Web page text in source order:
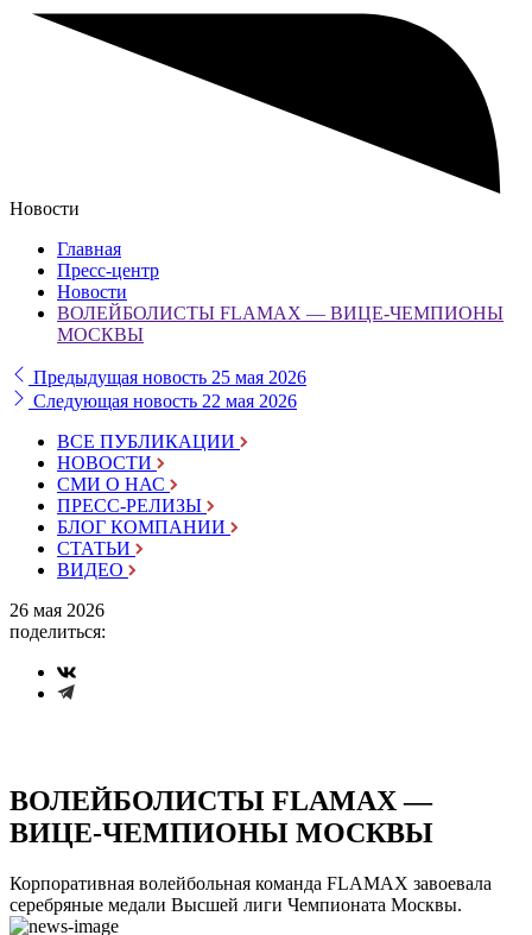
Новости
Главная
Пресс-центр
Новости
ВОЛЕЙБОЛИСТЫ FLAMAX — ВИЦЕ-ЧЕМПИОНЫ
МОСКВЫ
Предыдущая новость 25 мая 2026
Следующая новость 22 мая 2026
ВСЕ ПУБЛИКАЦИИ
НОВОСТИ
СМИ О НАС
ПРЕСС-РЕЛИЗЫ
БЛОГ КОМПАНИИ
СТАТЬИ
ВИДЕО
26 мая 2026
поделиться:
ВОЛЕЙБОЛИСТЫ FLAMAX —
ВИЦЕ-ЧЕМПИОНЫ МОСКВЫ
Корпоративная волейбольная команда FLAMAX завоевала
серебряные медали Высшей лиги Чемпионата Москвы.